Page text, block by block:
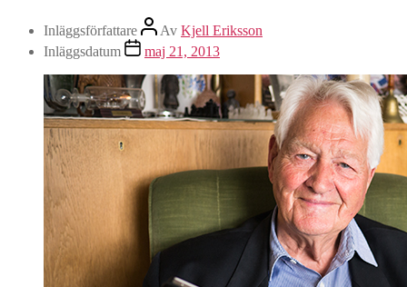
Inläggsförfattare Av Kjell Eriksson
Inläggsdatum
maj 21, 2013